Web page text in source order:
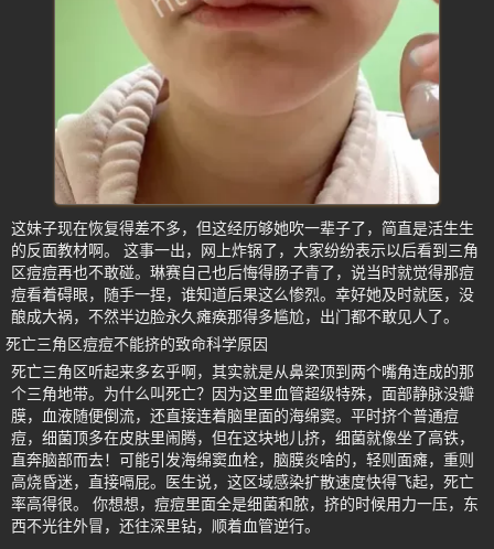
这妹子现在恢复得差不多，但这经历够她吹一辈子了，简直是活生生
的反面教材啊。 这事一出，网上炸锅了，大家纷纷表示以后看到三角
区痘痘再也不敢碰。琳赛自己也后悔得肠子青了，说当时就觉得那痘
痘看着碍眼，随手一捏，谁知道后果这么惨烈。幸好她及时就医，没
酿成大祸，不然半边脸永久瘫痪那得多尴尬，出门都不敢见人了。
死亡三角区痘痘不能挤的致命科学原因
死亡三角区听起来多玄乎啊，其实就是从鼻梁顶到两个嘴角连成的那
个三角地带。为什么叫死亡？因为这里血管超级特殊，面部静脉没瓣
膜，血液随便倒流，还直接连着脑里面的海绵窦。平时挤个普通痘
痘，细菌顶多在皮肤里闹腾，但在这块地儿挤，细菌就像坐了高铁，
直奔脑部而去！可能引发海绵窦血栓，脑膜炎啥的，轻则面瘫，重则
高烧昏迷，直接嗝屁。医生说，这区域感染扩散速度快得飞起，死亡
率高得很。 你想想，痘痘里面全是细菌和脓，挤的时候用力一压，东
西不光往外冒，还往深里钻，顺着血管逆行。